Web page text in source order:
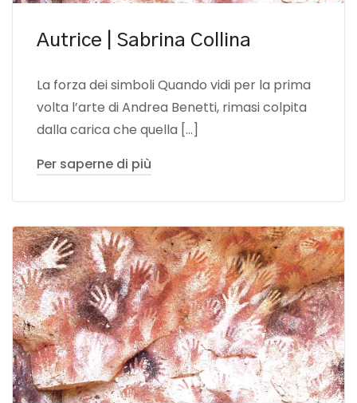
Autrice | Sabrina Collina
La forza dei simboli Quando vidi per la prima
volta l’arte di Andrea Benetti, rimasi colpita
dalla carica che quella […]
Per saperne di più